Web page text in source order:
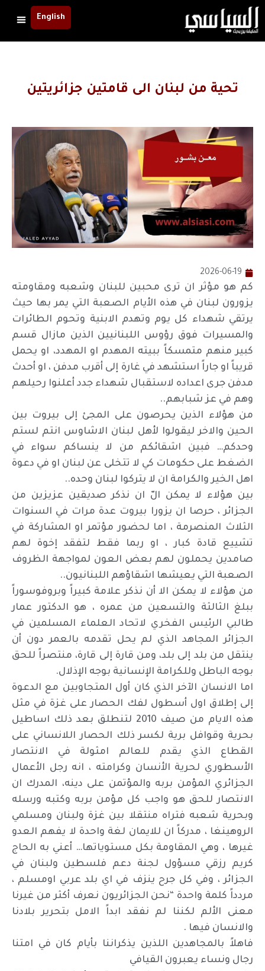
English
تحية من لبنان الى قامتين جزائريتين
2026-06-19
كم هو مؤثر ان ترى محبين للبنان وشعبه ومقاومته
يزورون لبنان في هذه الأيام الصعبة التي يمر بها حيث
يرتقي شهداء كل يوم وتهدم الابنية وتحوم الطائرات
والمسيرات فوق رؤوس اللبنانيين الذين مازال قسم
كبير منهم متمسكاً ببيته المهدم او المهدد، او يحمل
قريباً او جاراً استشهد في غارة إلى أقرب مدفن ، او أحدث
مدفن جرى اعداده لاستقبال شهداء جدد أعلنوا رحيلهم
وهم في عز شبابهم..
من هؤلاء الذين يحرصون على المجئ إلى بيروت بين
الحين والاخر ليقولوا لأهل لبنان الاشاوس انتم لستم
وحدكم… فبين اشقائكم من لا ينساكم سواء في
الضغط على حكومات كي لا تتخلى عن لبنان او في دعوة
اهل الخير والكرامة ان لا يتركوا لبنان وحده..
بين هؤلاء لا يمكن الّ ان نذكر صديقين عزيزين من
الجزائر ، حرصا ان يزورا بيروت عدة مرات في السنوات
الثلاث المنصرمة ، اما لحضور مؤتمر او المشاركة في
تشييع قادة كبار ، او ربما فقط لتفقد إخوة لهم
صامدين يحملون لهم بعض العون لمواجهة الظروف
الصعبة التي يعيشها اشقاؤهم اللبنانيون..
من هؤلاء لا يمكن الا أن نذكر علامة كبيراً وبروفوسوراً
ببلغ الثالثة والتسعين من عمره ، هو الدكتور عمار
طالبي الرئيس الفخري لاتحاد العلماء المسلمين في
الجزائر المجاهد الذي لم يحل تقدمه بالعمر دون أن
ينتقل من بلد إلى بلد، ومن قارة إلى قارة، منتصراً للحق
بوجه الباطل وللكرامة الإنسانية بوجه الإذلال.
اما الانسان الآخر الذي كان أول المتجاوبين مع الدعوة
إلى إطلاق اول أسطول لفك الحصار على غزة في مثل
هذه الايام من صيف 2010 لتنطلق بعد ذلك اساطيل
بحرية وقوافل برية لكسر ذلك الحصار اللانساني على
القطاع الذي يقدم للعالم امثولة في الانتصار
الأسطوري لحرية الأنسان وكرامته ، انه رجل الأعمال
الجزائري المؤمن بربه والمؤتمن على دينه، المدرك ان
الانتصار للحق هو واجب كل مؤمن بربه وكتبه ورسله
وبحرية شعبه فتراه منتقلا بين غزة ولبنان ومسلمي
الروهينغا ، مدركاً ان للايمان لغة واحدة لا يفهم العدو
غيرها ، وهي المقاومة بكل مستوياتها… أعني به الحاج
كريم رزقي مسؤول لجنة دعم فلسطين ولبنان في
الجزائر ، وفي كل جرح ينزف في اي بلد عربي اومسلم ،
مردداً كلمة واحدة “نحن الجزائريون نعرف أكثر من غيرنا
معنى الألم لكننا لم نفقد ابداً الامل بتحرير بلادنا
والانسان فيها .
فاهلاً بالمجاهدين اللذين يذكراننا بأيام كان في امتنا
رجال ونساء يعبرون القيافي